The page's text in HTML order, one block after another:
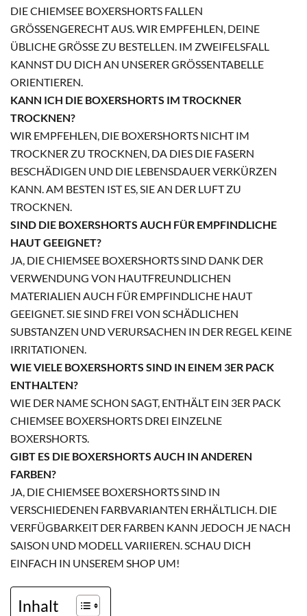
DIE CHIEMSEE BOXERSHORTS FALLEN
GRÖSSENGERECHT AUS. WIR EMPFEHLEN, DEINE Ü
BLICHE GRÖSSE ZU BESTELLEN. IM ZWEIFELSFALL KA
NNST DU DICH AN UNSERER GRÖSSENTABELLE ORI
ENTIEREN.
KANN ICH DIE BOXERSHORTS IM TROCKNER
TROCKNEN?
WIR EMPFEHLEN, DIE BOXERSHORTS NICHT IM
TROCKNER ZU TROCKNEN, DA DIES DIE FASERN
BESCHÄDIGEN UND DIE LEBENSDAUER VERKÜRZEN
KANN. AM BESTEN IST ES, SIE AN DER LUFT ZU
TROCKNEN.
SIND DIE BOXERSHORTS AUCH FÜR EMPFINDLICHE
HAUT GEEIGNET?
JA, DIE CHIEMSEE BOXERSHORTS SIND DANK DER
VERWENDUNG VON HAUTFREUNDLICHEN
MATERIALIEN AUCH FÜR EMPFINDLICHE HAUT
GEEIGNET. SIE SIND FREI VON SCHÄDLICHEN
SUBSTANZEN UND VERURSACHEN IN DER REGEL KEINE
IRRITATIONEN.
WIE VIELE BOXERSHORTS SIND IN EINEM 3ER PACK
ENTHALTEN?
WIE DER NAME SCHON SAGT, ENTHÄLT EIN 3ER PACK
CHIEMSEE BOXERSHORTS DREI EINZELNE
BOXERSHORTS.
GIBT ES DIE BOXERSHORTS AUCH IN ANDEREN
FARBEN?
JA, DIE CHIEMSEE BOXERSHORTS SIND IN
VERSCHIEDENEN FARBVARIANTEN ERHÄLTLICH. DIE
VERFÜGBARKEIT DER FARBEN KANN JEDOCH JE NACH
SAISON UND MODELL VARIIEREN. SCHAU DICH
EINFACH IN UNSEREM SHOP UM!
Inhalt